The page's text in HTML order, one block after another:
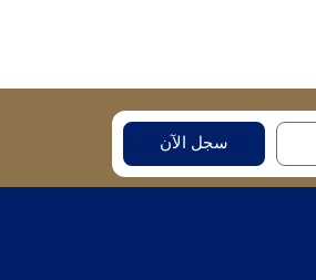
سجل الآن